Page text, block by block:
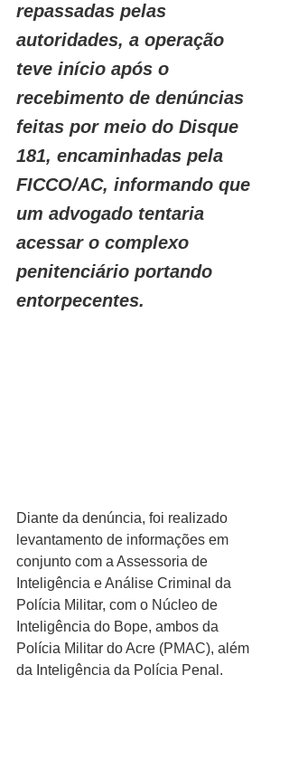
repassadas pelas
autoridades, a operação
teve início após o
recebimento de denúncias
feitas por meio do Disque
181, encaminhadas pela
FICCO/AC, informando que
um advogado tentaria
acessar o complexo
penitenciário portando
entorpecentes.
Diante da denúncia, foi realizado
levantamento de informações em
conjunto com a Assessoria de
Inteligência e Análise Criminal da
Polícia Militar, com o Núcleo de
Inteligência do Bope, ambos da
Polícia Militar do Acre (PMAC), além
da Inteligência da Polícia Penal.